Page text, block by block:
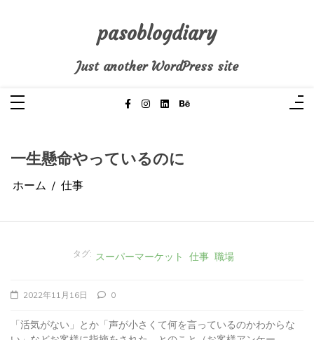
pasoblogdiary
Just another WordPress site
一生懸命やっているのに
ホーム 仕事
スーパーマーケット 仕事 職場
「活気がない」とか「声が小さくて何を言っているのかわからな
い」などお客様に指摘をされた、とのこと（お客様アンケー